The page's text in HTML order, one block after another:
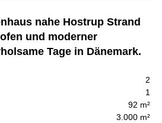
nahe Hostrup Strand
und moderner
Tage in Dänemark.
2
1
92 m²
3.000 m²